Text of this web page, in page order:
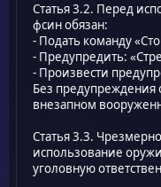
Статья 3.2. Перед
фсин обязан:
- Подать команду
- Предупредить:
- Произвести
Без предупреждения
внезапном
Статья 3.3.
использование
уголовную